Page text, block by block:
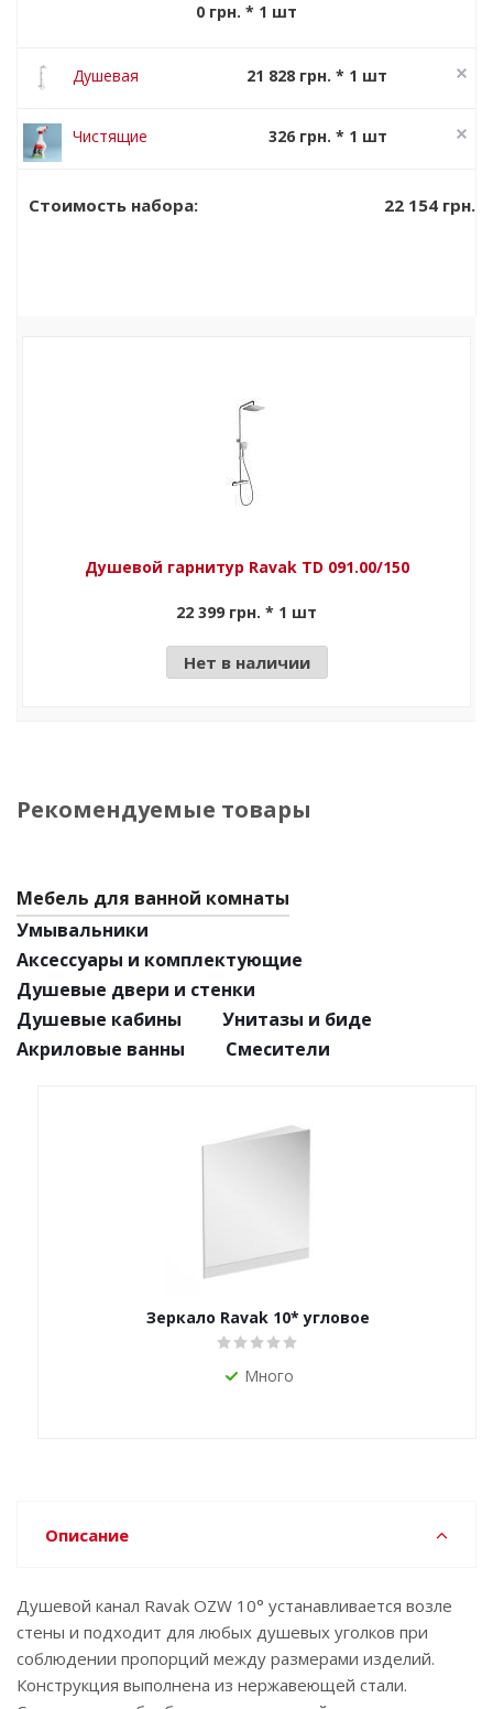
0 грн. * 1 шт
Душевая
Termo 300 TE
21 828 грн. * 1 шт
Чистящие
326 грн. * 1 шт
Стоимость набора: 22 154 грн.
Душевой гарнитур Ravak TD 091.00/150
22 399 грн. * 1 шт
Нет в наличии
Рекомендуемые товары
Мебель для ванной комнаты
Умывальники
Аксессуары и комплектующие
Душевые двери и стенки
Душевые кабины
Унитазы и биде
Акриловые ванны
Смесители
Зеркало Ravak 10* угловое
Много
Описание
Душевой канал Ravak OZW 10° устанавливается возле
стены и подходит для любых душевых уголков при
соблюдении пропорций между размерами изделий.
Конструкция выполнена из нержавеющей стали.